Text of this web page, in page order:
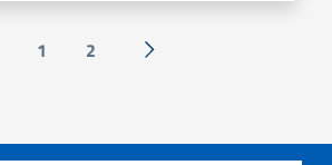
precedente
1 2 Successiva »